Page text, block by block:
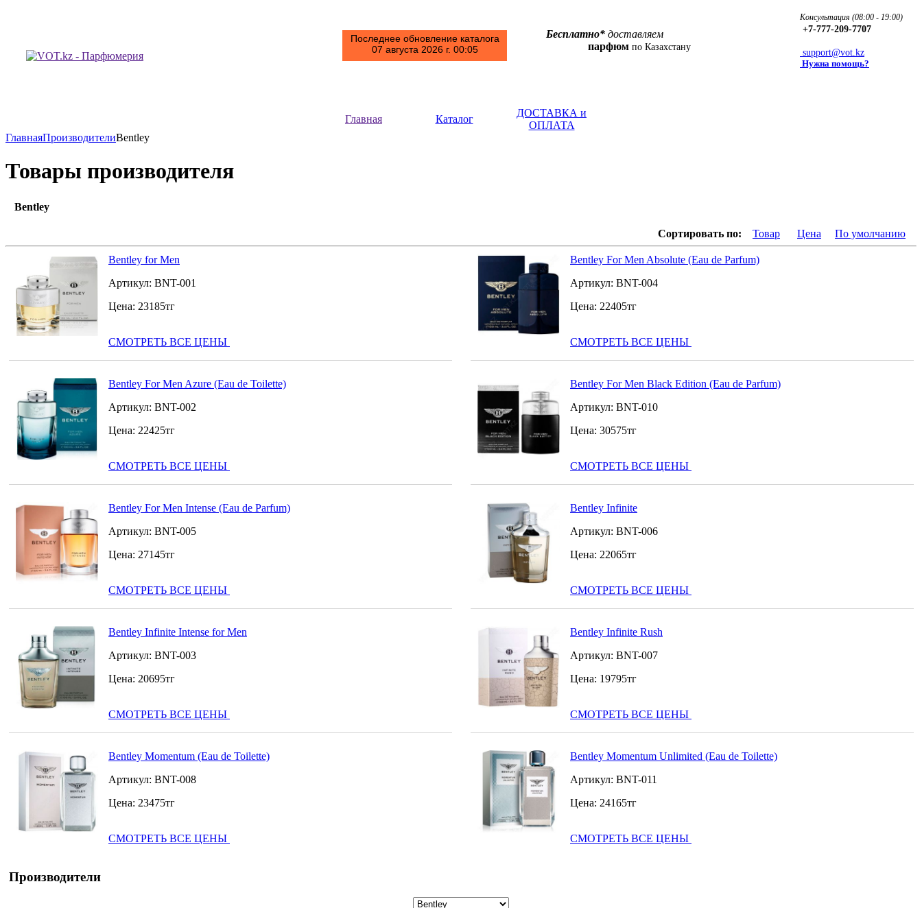
Последнее обновление каталога
07 августа 2026 г. 00:05
Бесплатно* доставляем
парфюм по Казахстану
Консультация (08:00 - 19:00)
+7-777-209-7707
support@vot.kz
Нужна помощь?
Главная Каталог
ДОСТАВКА и
ОПЛАТА
ГлавнаяПроизводителиBentley
Товары производителя
Bentley
Сортировать по: Товар Цена По умолчанию
Bentley for Men
Артикул: BNT-001
Цена: 23185тг
СМОТРЕТЬ ВСЕ ЦЕНЫ
Bentley For Men Absolute (Eau de Parfum)
Артикул: BNT-004
Цена: 22405тг
СМОТРЕТЬ ВСЕ ЦЕНЫ
Bentley For Men Azure (Eau de Toilette)
Артикул: BNT-002
Цена: 22425тг
СМОТРЕТЬ ВСЕ ЦЕНЫ
Bentley For Men Black Edition (Eau de Parfum)
Артикул: BNT-010
Цена: 30575тг
СМОТРЕТЬ ВСЕ ЦЕНЫ
Bentley For Men Intense (Eau de Parfum)
Артикул: BNT-005
Цена: 27145тг
СМОТРЕТЬ ВСЕ ЦЕНЫ
Bentley Infinite
Артикул: BNT-006
Цена: 22065тг
СМОТРЕТЬ ВСЕ ЦЕНЫ
Bentley Infinite Intense for Men
Артикул: BNT-003
Цена: 20695тг
СМОТРЕТЬ ВСЕ ЦЕНЫ
Bentley Infinite Rush
Артикул: BNT-007
Цена: 19795тг
СМОТРЕТЬ ВСЕ ЦЕНЫ
Bentley Momentum (Eau de Toilette)
Артикул: BNT-008
Цена: 23475тг
СМОТРЕТЬ ВСЕ ЦЕНЫ
Bentley Momentum Unlimited (Eau de Toilette)
Артикул: BNT-011
Цена: 24165тг
СМОТРЕТЬ ВСЕ ЦЕНЫ
Производители